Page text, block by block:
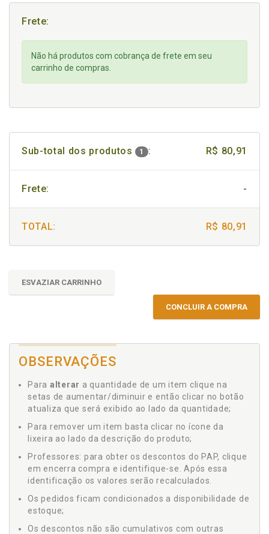
Frete:
Não há produtos com cobrança de frete em seu
carrinho de compras.
Sub-total dos produtos 1 : R$ 80,91
Frete: -
TOTAL: R$ 80,91
ESVAZIAR CARRINHO
CONCLUIR A COMPRA
OBSERVAÇÕES
Para alterar a quantidade de um item clique na
setas de aumentar/diminuir e então clicar no botão
atualiza que será exibido ao lado da quantidade;
Para remover um item basta clicar no ícone da
lixeira ao lado da descrição do produto;
Professores: para obter os descontos do PAP, clique
em encerra compra e identifique-se. Após essa
identificação os valores serão recalculados.
Os pedidos ficam condicionados a disponibilidade de
estoque;
Os descontos não são cumulativos com outras